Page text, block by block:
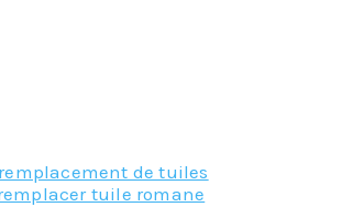
de tuiles
tuile romane